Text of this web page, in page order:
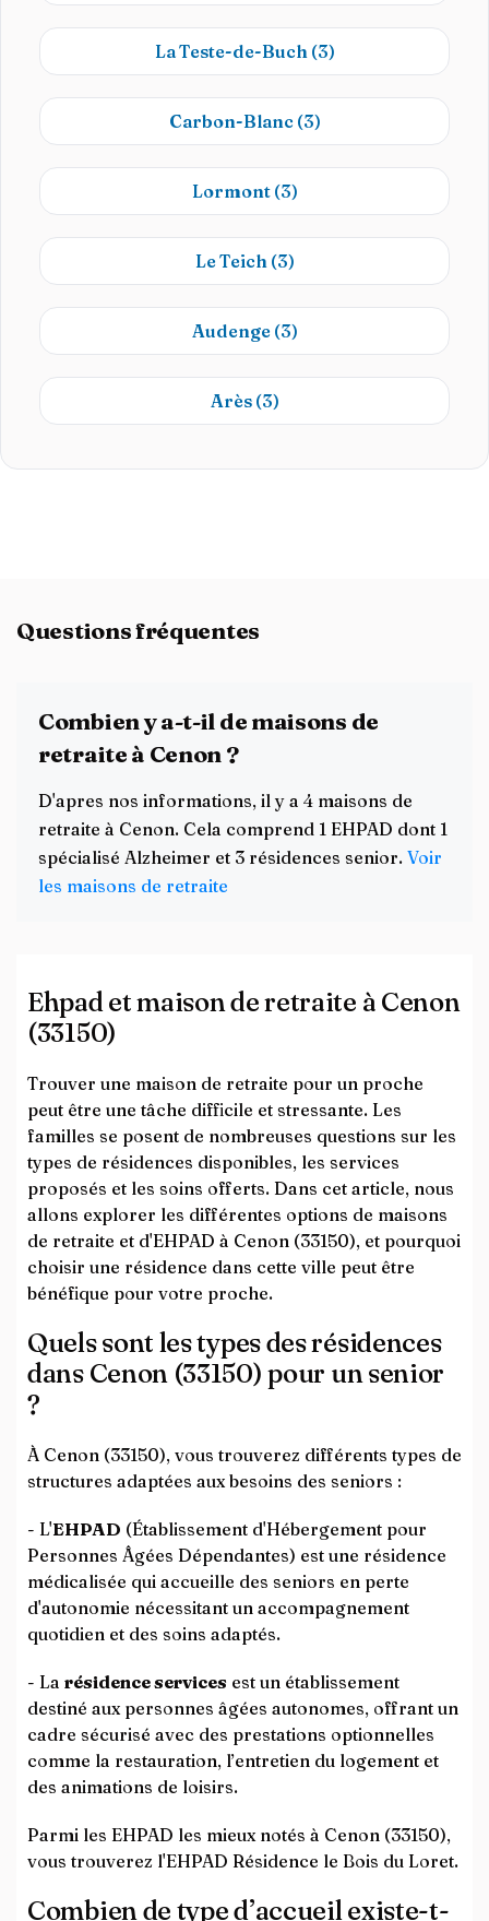
La Teste-de-Buch (3)
Carbon-Blanc (3)
Lormont (3)
Le Teich (3)
Audenge (3)
Arès (3)
Questions fréquentes
Combien y a-t-il de maisons de
retraite à Cenon ?
D'apres nos informations, il y a 4 maisons de
retraite à Cenon. Cela comprend 1 EHPAD dont 1
spécialisé Alzheimer et 3 résidences senior. Voir
les maisons de retraite
Ehpad et maison de retraite à Cenon
(33150)
Trouver une maison de retraite pour un proche
peut être une tâche difficile et stressante. Les
familles se posent de nombreuses questions sur les
types de résidences disponibles, les services
proposés et les soins offerts. Dans cet article, nous
allons explorer les différentes options de maisons
de retraite et d'EHPAD à Cenon (33150), et pourquoi
choisir une résidence dans cette ville peut être
bénéfique pour votre proche.
Quels sont les types des résidences
dans Cenon (33150) pour un senior
?
À Cenon (33150), vous trouverez différents types de
structures adaptées aux besoins des seniors :
- L'EHPAD (Établissement d'Hébergement pour
Personnes Âgées Dépendantes) est une résidence
médicalisée qui accueille des seniors en perte
d'autonomie nécessitant un accompagnement
quotidien et des soins adaptés.
- La résidence services est un établissement
destiné aux personnes âgées autonomes, offrant un
cadre sécurisé avec des prestations optionnelles
comme la restauration, l’entretien du logement et
des animations de loisirs.
Parmi les EHPAD les mieux notés à Cenon (33150),
vous trouverez l'EHPAD Résidence le Bois du Loret.
Combien de type d’accueil existe-t-